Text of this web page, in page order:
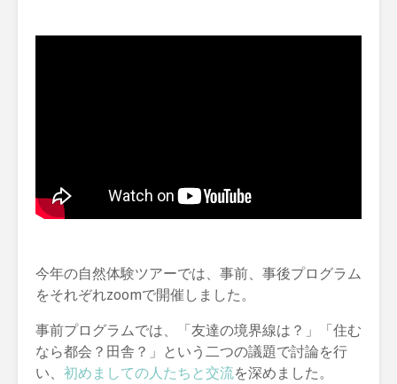
今年の自然体験ツアーでは、事前、事後プログラム
をそれぞれzoomで開催しました。
事前プログラムでは、「友達の境界線は？」「住む
なら都会？田舎？」という二つの議題で討論を行
い、 初めましての人たちと交流を深めました。